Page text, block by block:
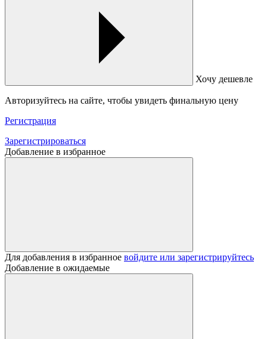
Хочу дешевле
Авторизуйтесь на сайте, чтобы увидеть финальную цену
Регистрация
Зарегистрироваться
Добавление в избранное
Для добавления в избранное войдите или зарегистрируйтесь
Добавление в ожидаемые